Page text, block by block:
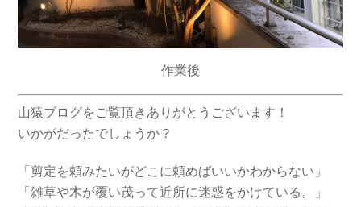
作業後
山猿ブログをご覧頂きありがとうございます！
いかがだったでしょうか？
「剪定を頼みたいがどこに頼めばいいかわからない」
「雑草や木が覆い茂って近所に迷惑をかけている。」